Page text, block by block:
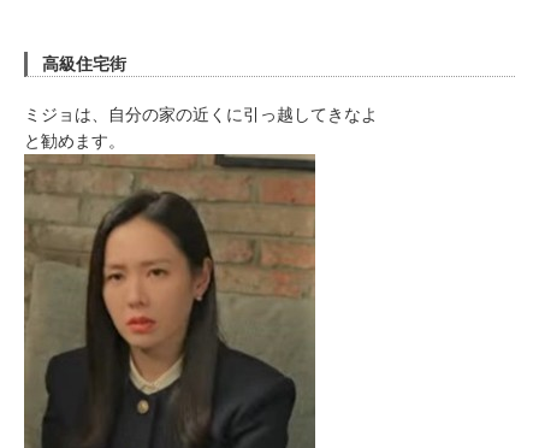
高級住宅街
ミジョは、自分の家の近くに引っ越してきなよ
と勧めます。